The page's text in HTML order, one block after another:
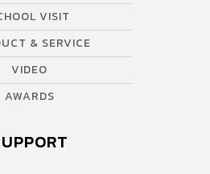
VISIT
& SERVICE
VIDEO
AWARDS